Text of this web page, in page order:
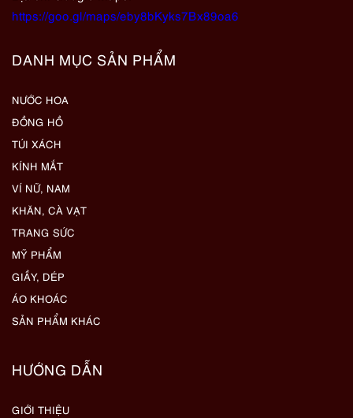
https://goo.gl/maps/eby8bKyks7Bx89oa6
DANH MỤC SẢN PHẨM
NƯỚC HOA
ĐỒNG HỒ
TÚI XÁCH
KÍNH MẮT
VÍ NỮ, NAM
KHĂN, CÀ VẠT
TRANG SỨC
MỸ PHẨM
GIẦY, DÉP
ÁO KHOÁC
SẢN PHẨM KHÁC
HƯỚNG DẪN
GIỚI THIỆU